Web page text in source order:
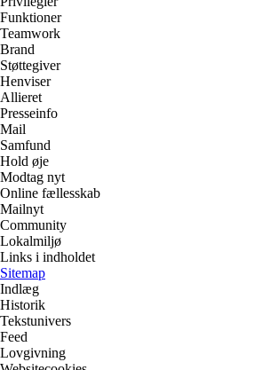
Funktioner
Teamwork
Brand
Støttegiver
Henviser
Allieret
Presseinfo
Mail
Samfund
Hold øje
Modtag nyt
Online fællesskab
Mailnyt
Community
Lokalmiljø
Links i indholdet
Sitemap
Indlæg
Historik
Tekstunivers
Feed
Lovgivning